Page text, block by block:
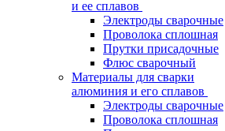
и ее сплавов
Электроды сварочные
Проволока сплошная
Прутки присадочные
Флюс сварочный
Материалы для сварки
алюминия и его сплавов
Электроды сварочные
Проволока сплошная